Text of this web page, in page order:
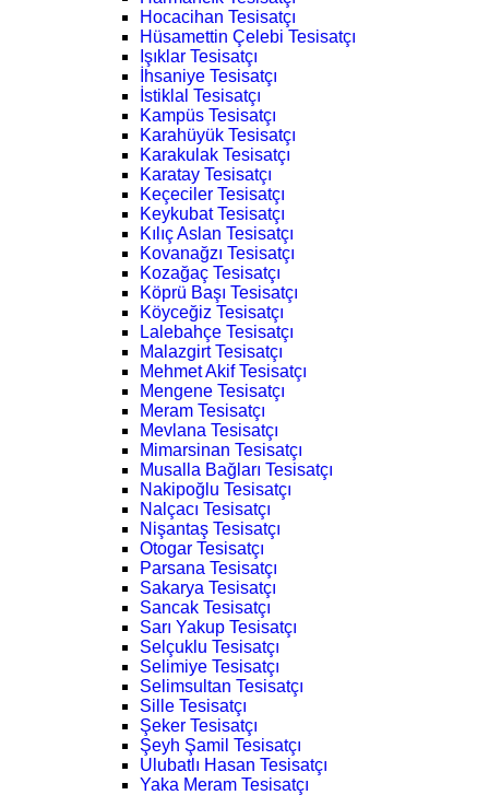
Hocacihan Tesisatçı
Hüsamettin Çelebi Tesisatçı
Işıklar Tesisatçı
İhsaniye Tesisatçı
İstiklal Tesisatçı
Kampüs Tesisatçı
Karahüyük Tesisatçı
Karakulak Tesisatçı
Karatay Tesisatçı
Keçeciler Tesisatçı
Keykubat Tesisatçı
Kılıç Aslan Tesisatçı
Kovanağzı Tesisatçı
Kozağaç Tesisatçı
Köprü Başı Tesisatçı
Köyceğiz Tesisatçı
Lalebahçe Tesisatçı
Malazgirt Tesisatçı
Mehmet Akif Tesisatçı
Mengene Tesisatçı
Meram Tesisatçı
Mevlana Tesisatçı
Mimarsinan Tesisatçı
Musalla Bağları Tesisatçı
Nakipoğlu Tesisatçı
Nalçacı Tesisatçı
Nişantaş Tesisatçı
Otogar Tesisatçı
Parsana Tesisatçı
Sakarya Tesisatçı
Sancak Tesisatçı
Sarı Yakup Tesisatçı
Selçuklu Tesisatçı
Selimiye Tesisatçı
Selimsultan Tesisatçı
Sille Tesisatçı
Şeker Tesisatçı
Şeyh Şamil Tesisatçı
Ulubatlı Hasan Tesisatçı
Yaka Meram Tesisatçı